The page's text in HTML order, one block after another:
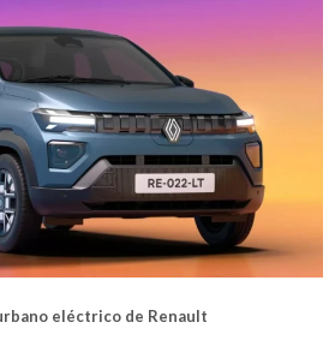
eléctrico de Renault